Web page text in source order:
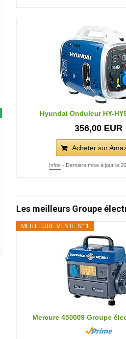
Hyundai Onduleur HY-
356,00 EUR
Acheter sur
Infos - Dernière mise à jour le
Les meilleurs Groupe
MEILLEURE VENTE N° 1
Mercure 450009 Groupe